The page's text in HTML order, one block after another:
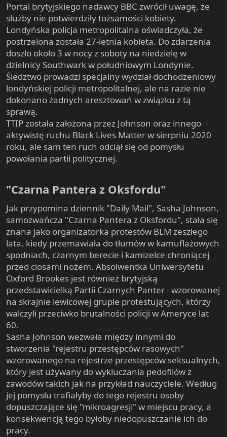
Portal brytyjskiego nadawcy BBC zwrócił uwagę, że
służby nie potwierdziły tożsamości kobiety.
Londyńska policja metropolitalna oświadczyła, że
postrzelona została 27-letnia kobieta. Do zdarzenia
doszło około 3 w nocy z soboty na niedzielę w
dzielnicy Southwark w południowym Londynie.
Śledztwo prowadzi specjalny wydział dochodzeniowy
londyńskiej policji metropolitalnej, ale na razie nie
dokonano żadnych aresztowań w związku z tą
sprawą.
TTIP została założona przez Johnson oraz innego
aktywistę ruchu Black Lives Matter w sierpniu 2020
roku, ale sam ten ruch odciął się od pomysłu
powołania partii politycznej.
"Czarna Pantera z Oksfordu"​
Jak przypomina dziennik "Daily Mail", Sasha Johnson,
samozwańcza "Czarna Pantera z Oksfordu", stała się
znana jako organizatorka protestów BLM zeszłego
lata, kiedy przemawiała do tłumów w kamuflażowych
spodniach, czarnym berecie i kamizelce chroniącej
przed ciosami nożem. Absolwentka Uniwersytetu
Oxford Brookes jest również brytyjską
przedstawicielką Partii Czarnych Panter - wzorowanej
na skrajnie lewicowej grupie protestujących, którzy
walczyli przeciwko brutalności policji w Ameryce lat
60.
Sasha Johnson wezwała między innymi do
stworzenia "rejestru przestępców rasowych"
wzorowanego na rejestrze przestępców seksualnych,
który jest używany do wykluczania pedofilów z
zawodów takich jak na przykład nauczyciele. Według
jej pomysłu trafiałyby do tego rejestru osoby
dopuszczające się "mikroagresji" w miejscu pracy, a
konsekwencją tego byłoby niedopuszczanie ich do
pracy.